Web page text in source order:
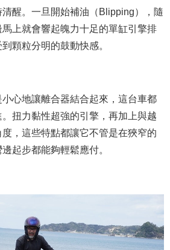
醒。一旦開始補油（Blipping），隨
上就會響起魄力十足的單缸引擎排
顆粒分明的鼓動快感。
心地讓離合器結合起來，這台車都
扭力黏性超強的引擎，再加上與越
，這些特點都讓它不管是在狹窄的
起步都能夠輕鬆應付。